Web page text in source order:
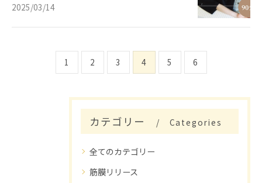
2025/03/14
1 2 3 4 5 6
カテゴリー Categories
全てのカテゴリー
筋膜リリース